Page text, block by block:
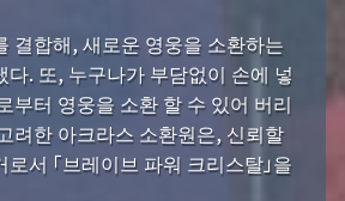
결합해, 새로운 영웅을 소환하는
다. 또, 누구나가 부담없이 손에 넣
부터 영웅을 소환 할 수 있어 버리
려한 아크라스 소환원은, 신뢰할
서 「브레이브 파워 크리스탈」을